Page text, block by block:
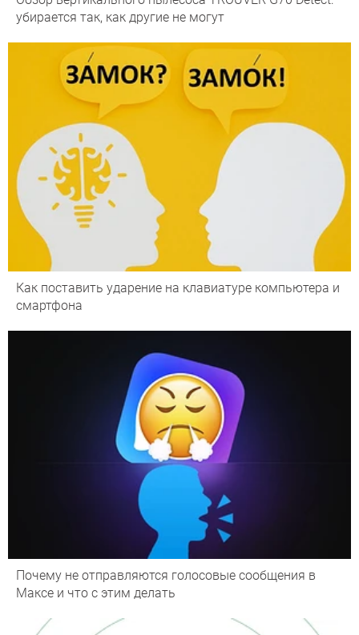
убирается так, как другие не могут
Как поставить ударение на клавиатуре компьютера и
смартфона
Почему не отправляются голосовые сообщения в
Максе и что с этим делать